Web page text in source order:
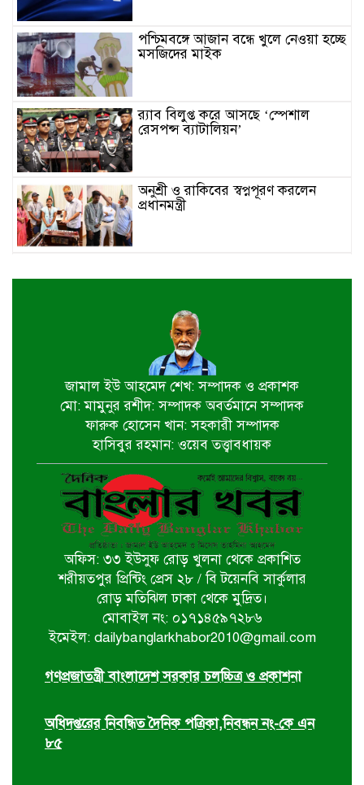
পশ্চিমবঙ্গে আজান বন্ধে খুলে নেওয়া হচ্ছে
মসজিদের মাইক
র‌্যাব বিলুপ্ত করে আসছে ‘স্পেশাল
রেসপন্স ব্যাটালিয়ন’
অনুশ্রী ও রাকিবের স্বপ্নপূরণ করলেন
প্রধানমন্ত্রী
জেলা কমিটির সভা অনুষ্ঠিত
পাইকগাছায় বাইসাইকেল, ভ্যান ও
সেলাই মেশিন বিতরণ
নির্বাচিত না হলেও নির্বাচনী প্রতিশ্রুতি
বাস্তবায়নে কাজ করছি- কপিল কৃষ্ণ মণ্ডল
বাগেরহাট খানজাহান আলী ডিগ্রি কলেজে
পালিত হয়নি জুলাই গনঅভ্যুথ্যান দিবস
খুলনায় ইমাম হুসাইন (আ.)’র পবিত্র
চেহলুম পালিত
জুলাই সনদ ইস্যুতে সরকারের বিরুদ্ধে
জামাল ইউ আহমেদ শেখ: সম্পাদক ও প্রকাশক
মো: মামুনুর রশীদ: সম্পাদক অবর্তমানে সম্পাদক
ফারুক হোসেন খান: সহকারী সম্পাদক
হাসিবুর রহমান: ওয়েব তত্ত্বাবধায়ক
অফিস: ৩৩ ইউসুফ রোড় খুলনা থেকে প্রকাশিত
শরীয়তপুর প্রিন্টিং প্রেস ২৮ / বি টয়েনবি সার্কুলার
রোড় মতিঝিল ঢাকা থেকে মুদ্রিত।
মোবাইল নং: ০১৭১৪৫৯৭২৮৬
ইমেইল: dailybanglarkhabor2010@gmail.com
গণপ্রজাতন্ত্রী বাংলাদেশ সরকার চলচ্চিত্র ও প্রকাশনা
অধিদপ্তরের নিবন্ধিত দৈনিক পত্রিকা,নিবন্ধন নং-কে এন
৮৫